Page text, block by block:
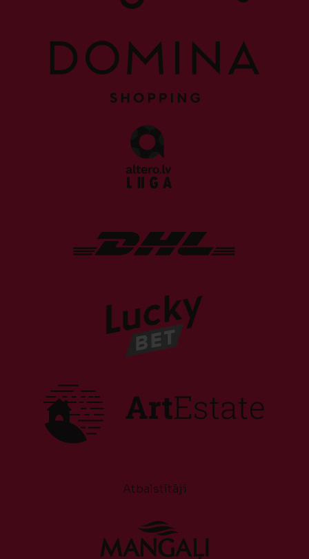
Atbalstītāji